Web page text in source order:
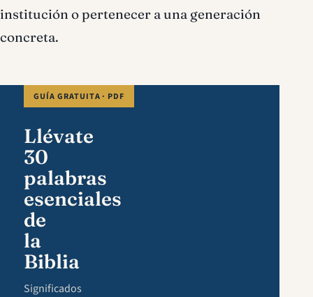
institución o pertenecer a una generación
concreta.
GUÍA GRATUITA · PDF
Llévate
30
palabras
esenciales
de
la
Biblia
Significados